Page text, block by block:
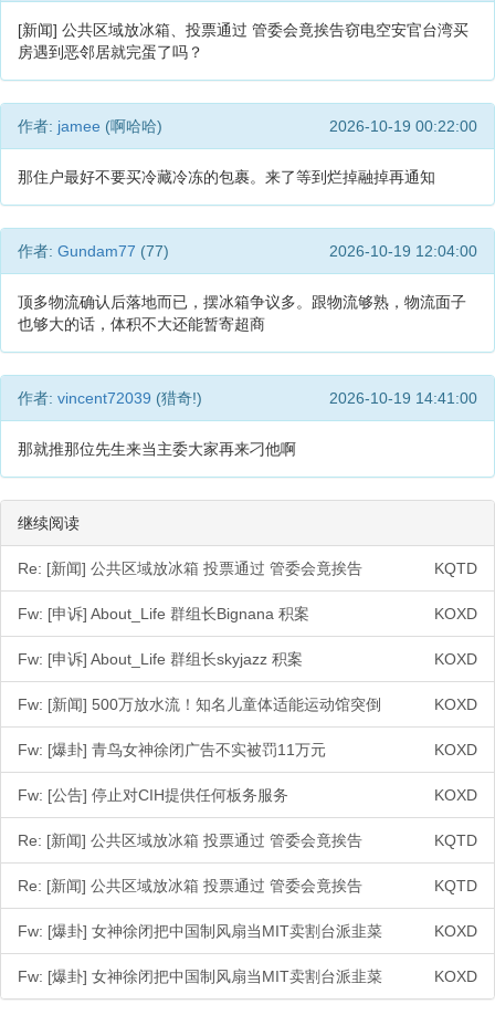
[新闻] 公共区域放冰箱、投票通过 管委会竟挨告窃电空安官台湾买
房遇到恶邻居就完蛋了吗？
作者: jamee (啊哈哈) 2026-10-19 00:22:00
那住户最好不要买冷藏冷冻的包裹。来了等到烂掉融掉再通知
作者: Gundam77 (77) 2026-10-19 12:04:00
顶多物流确认后落地而已，摆冰箱争议多。跟物流够熟，物流面子
也够大的话，体积不大还能暂寄超商
作者: vincent72039 (猎奇!) 2026-10-19 14:41:00
那就推那位先生来当主委大家再来刁他啊
继续阅读
Re: [新闻] 公共区域放冰箱 投票通过 管委会竟挨告 KQTD
Fw: [申诉] About_Life 群组长Bignana 积案 KOXD
Fw: [申诉] About_Life 群组长skyjazz 积案 KOXD
Fw: [新闻] 500万放水流！知名儿童体适能运动馆突倒 KOXD
Fw: [爆卦] 青鸟女神徐闭广告不实被罚11万元 KOXD
Fw: [公告] 停止对CIH提供任何板务服务 KOXD
Re: [新闻] 公共区域放冰箱 投票通过 管委会竟挨告 KQTD
Re: [新闻] 公共区域放冰箱 投票通过 管委会竟挨告 KQTD
Fw: [爆卦] 女神徐闭把中国制风扇当MIT卖割台派韭菜 KOXD
Fw: [爆卦] 女神徐闭把中国制风扇当MIT卖割台派韭菜 KOXD